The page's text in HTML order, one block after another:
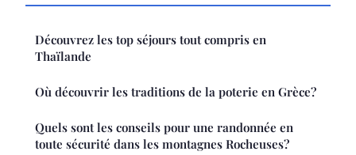
Découvrez les top séjours tout compris en
Thaïlande
Où découvrir les traditions de la poterie en Grèce?
Quels sont les conseils pour une randonnée en
toute sécurité dans les montagnes Rocheuses?